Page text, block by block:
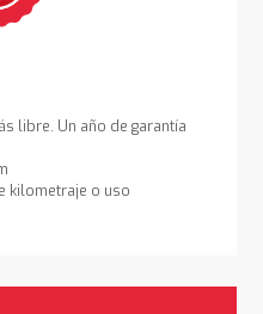
libre. Un año de garantía
kilometraje o uso